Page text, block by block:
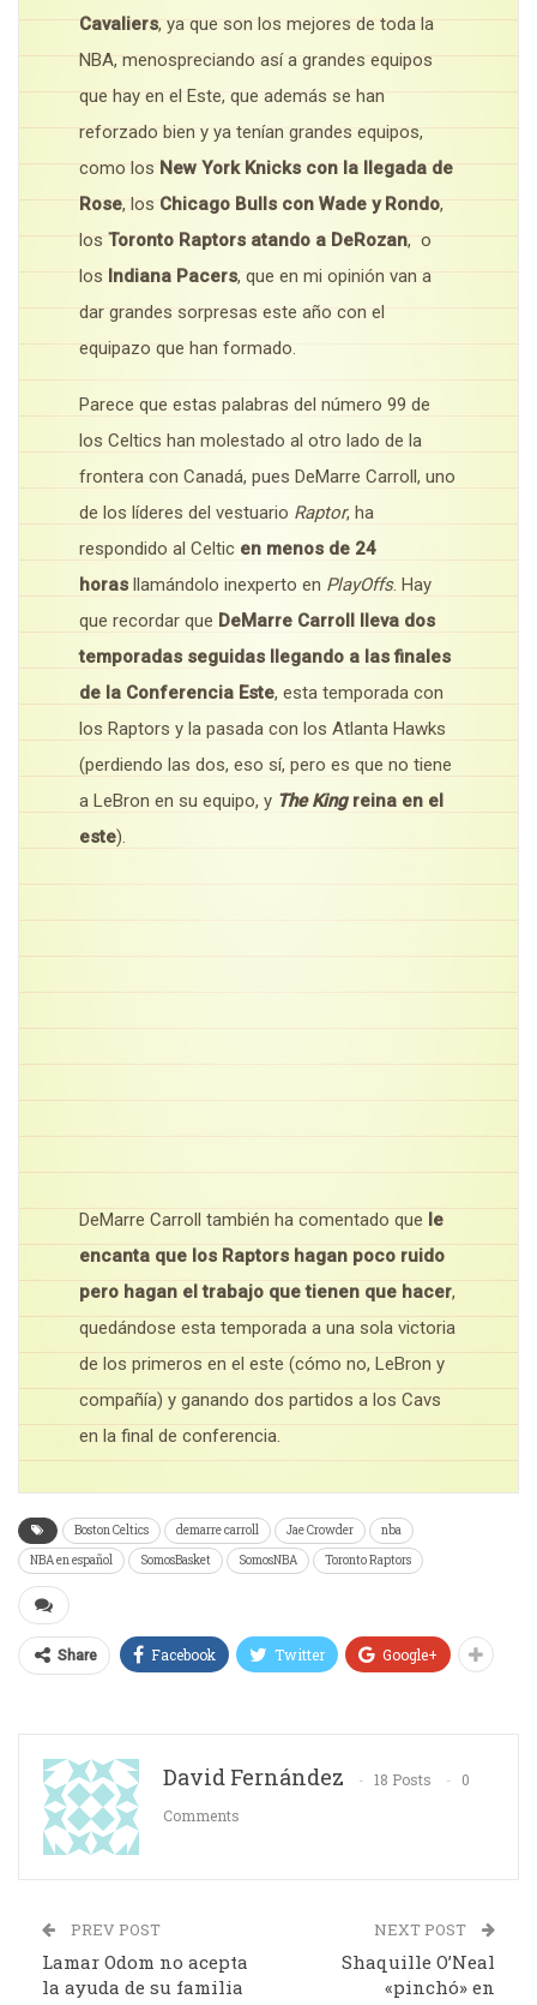
Cavaliers, ya que son los mejores de toda la
NBA, menospreciando así a grandes equipos
que hay en el Este, que además se han
reforzado bien y ya tenían grandes equipos,
como los New York Knicks con la llegada de
Rose, los Chicago Bulls con Wade y Rondo,
los Toronto Raptors atando a DeRozan, o
los Indiana Pacers, que en mi opinión van a
dar grandes sorpresas este año con el
equipazo que han formado.
Parece que estas palabras del número 99 de
los Celtics han molestado al otro lado de la
frontera con Canadá, pues DeMarre Carroll, uno
de los líderes del vestuario Raptor, ha
respondido al Celtic en menos de 24
horas llamándolo inexperto en PlayOffs. Hay
que recordar que DeMarre Carroll lleva dos
temporadas seguidas llegando a las finales
de la Conferencia Este, esta temporada con
los Raptors y la pasada con los Atlanta Hawks
(perdiendo las dos, eso sí, pero es que no tiene
a LeBron en su equipo, y TheKingreina en el
este).
DeMarre Carroll también ha comentado que le
encanta que los Raptors hagan poco ruido
pero hagan el trabajo que tienen que hacer,
quedándose esta temporada a una sola victoria
de los primeros en el este (cómo no, LeBron y
compañía) y ganando dos partidos a los Cavs
en la final de conferencia.
Boston Celtics demarre carroll Jae Crowder
nba
NBA en español
SomosBasket SomosNBA Toronto Raptors
Share Facebook Twitter Google+
David Fernández 18 Posts
0
Comments
PREV POST
Lamar Odom no acepta
la ayuda de su familia
NEXT POST
Shaquille O’Neal
«pinchó» en